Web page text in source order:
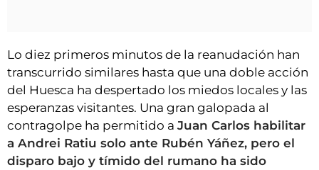
Lo diez primeros minutos de la reanudación han
transcurrido similares hasta que una doble acción
del Huesca ha despertado los miedos locales y las
esperanzas visitantes. Una gran galopada al
contragolpe ha permitido a Juan Carlos habilitar
a Andrei Ratiu solo ante Rubén Yáñez, pero el
disparo bajo y tímido del rumano ha sido